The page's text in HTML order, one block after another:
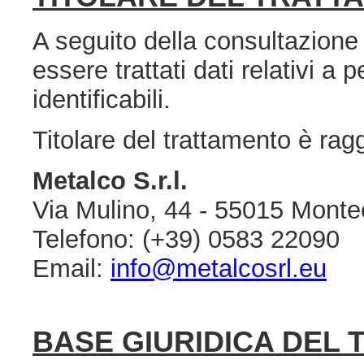
A seguito della
essere trattati dati relativi a
identificabili.
Titolare del trattamento è
Metalco S.r.l.
Via Mulino, 44 - 55015
Telefono: (+39) 0583 22090
Email: info@metalcosrl.eu
BASE GIURIDICA DEL